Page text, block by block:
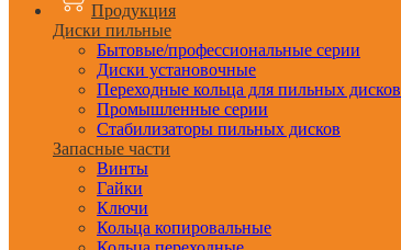
Продукция
Диски пильные
Бытовые/профессиональные серии
Диски установочные
Переходные кольца для пильных дисков
Промышленные серии
Стабилизаторы пильных дисков
Запасные части
Винты
Гайки
Ключи
Кольца копировальные